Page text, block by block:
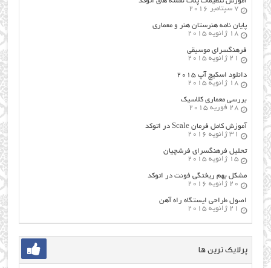
7 سپتامبر 2016
پایان نامه هنرستان هنر و معماري
18 ژانویه 2015
فرهنگسراي موسيقي
21 ژانویه 2015
دانلود اسکیچ آپ ۲۰۱۵
18 ژانویه 2015
بررسی معماری کلاسیک
28 فوریه 2015
آموزش کامل فرمان Scale در اتوکد
31 ژانویه 2016
تحلیل فرهنگسرای فرشچیان
15 ژانویه 2015
مشکل بهم ریختگی فونت در اتوکد
20 ژانویه 2016
اصول طراحي ایستگاه راه آهن
21 ژانویه 2015
پرلایک ترین ها